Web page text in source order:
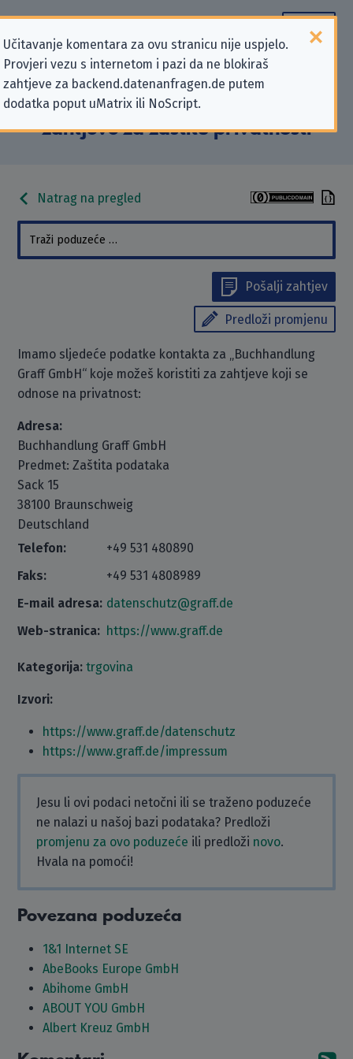
Učitavanje komentara za ovu stranicu nije uspjelo.
Provjeri vezu s internetom i pazi da ne blokiraš
zahtjeve za backend.datenanfragen.de putem
dodatka poput uMatrix ili NoScript.
Podaci kontakta „Buchhandlung
Graff GmbH” koji se odnose na
zahtjeve za zaštitu privatnosti
Natrag na pregled
Pošalji zahtjev
Predloži promjenu
Imamo sljedeće podatke kontakta za „Buchhandlung
Graff GmbH“ koje možeš koristiti za zahtjeve koji se
odnose na privatnost:
Adresa:
Buchhandlung Graff GmbH
Predmet: Zaštita podataka
Sack 15
38100 Braunschweig
Deutschland
Telefon:
+49 531 480890
Faks:
+49 531 4808989
E-mail adresa: datenschutz@graff.de
Web-stranica: https://www.graff.de
Kategorija: trgovina
Izvori:
https://www.graff.de/datenschutz
https://www.graff.de/impressum
Jesu li ovi podaci netočni ili se traženo poduzeće
ne nalazi u našoj bazi podataka? Predloži
promjenu za ovo poduzeće ili predloži novo.
Hvala na pomoći!
Povezana poduzeća
1&1 Internet SE
AbeBooks Europe GmbH
Abihome GmbH
ABOUT YOU GmbH
Albert Kreuz GmbH